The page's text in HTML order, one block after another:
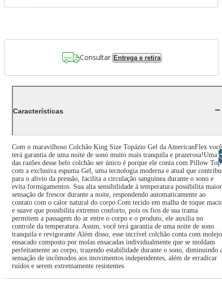
Consultar Entrega e retira
Características
Com o maravilhoso Colchão King Size Topázio Gel da AmericanFlex você
terá garantia de uma noite de sono muito mais tranquila e prazerosa!Uma
das razões desse belo colchão ser único é porque ele conta com Pillow Top
com a exclusiva espuma Gel, uma tecnologia moderna e atual que
para o alivio da pressão, facilita a circulação sanguínea durante o sono e
evita formigamentos. Sua alta sensibilidade à temperatura possibilita maior
sensação de frescor durante a noite, respondendo automaticamente ao
contato com o calor natural do corpo.Com tecido em malha de toque
e suave que possibilita extremo conforto, pois os fios de sua trama
permitem a passagem do ar entre o corpo e o produto, ele auxilia no
controle da temperatura. Assim, você terá garantia de uma noite de sono
tranquila e revigorante.Além disso, esse incrível colchão conta com molejo
ensacado composto por molas ensacadas individualmente que se moldam
perfeitamente ao corpo, trazendo estabilidade durante o sono, diminuindo
sensação de incômodos aos movimentos independentes, além de erradicar
ruídos e serem extremamente resistentes.
Libras